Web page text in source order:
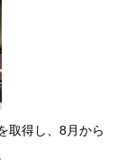
取得し、 8月から